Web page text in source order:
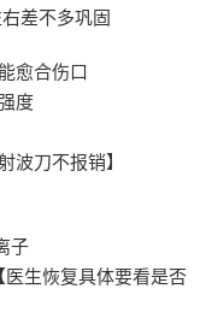
差不多巩固
愈合伤口
度
波刀不报销】
子
生恢复具体要看是否